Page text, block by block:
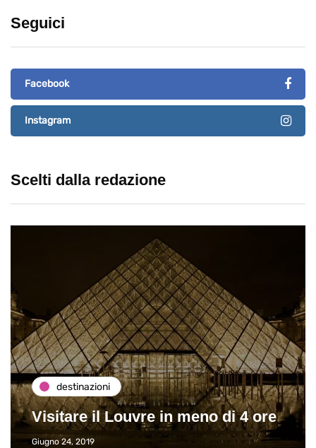
Seguici
Facebook
Instagram
Scelti dalla redazione
destinazioni
Visitare il Louvre in meno di 4 ore
Giugno 24, 2019